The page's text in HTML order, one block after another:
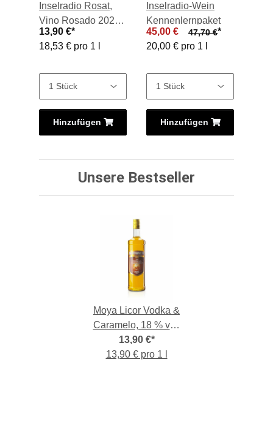
Inselradio Rosat,
Vino Rosado 2023,
0,75-l-Flasche
13,90 €*
18,53 € pro 1 l
Hinzufügen
Inselradio-Wein
Kennenlernpaket
45,00 €
47,70 €*
20,00 € pro 1 l
Hinzufügen
Unsere Bestseller
Moya Licor Vodka &
Caramelo, 18 % vol,
1,-l-Flasche
13,90 €*
13,90 € pro 1 l